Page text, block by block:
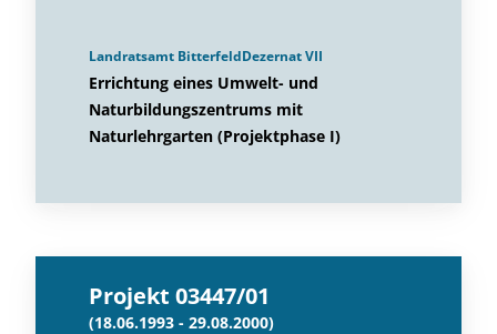
Landratsamt BitterfeldDezernat VII
Errichtung eines Umwelt- und
Naturbildungszentrums mit
Naturlehrgarten (Projektphase I)
Projekt 03447/01
(18.06.1993 - 29.08.2000)